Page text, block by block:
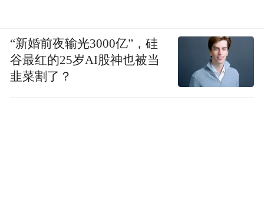
“新婚前夜输光3000亿”，硅
谷最红的25岁AI股神也被当
韭菜割了？